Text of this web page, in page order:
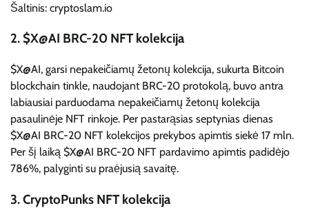
Šaltinis: cryptoslam.io
2. $X@AI BRC-20 NFT kolekcija
$X@AI, garsi nepakeičiamų žetonų kolekcija, sukurta Bitcoin
blockchain tinkle, naudojant BRC-20 protokolą, buvo antra
labiausiai parduodama nepakeičiamų žetonų kolekcija
pasaulinėje NFT rinkoje. Per pastarąsias septynias dienas
$X@AI BRC-20 NFT kolekcijos prekybos apimtis siekė 17 mln.
Per šį laiką $X@AI BRC-20 NFT pardavimo apimtis padidėjo
786%, palyginti su praėjusią savaitę.
3. CryptoPunks NFT kolekcija